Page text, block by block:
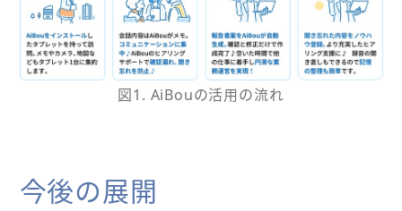
図1. AiBouの活用の流れ
今後の展開